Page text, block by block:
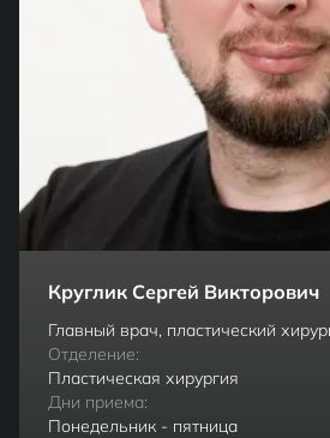
Круглик Сергей Викторович
Главный врач, пластический
Отделение:
Пластическая хирургия
Дни приема:
Понедельник - пятница